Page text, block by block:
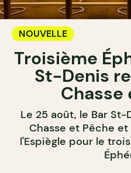
NOUVELLE
Troisième
St-Denis
Chasse
Le 25 août, le Bar
Chasse et Pêche
l'Espiègle pour le